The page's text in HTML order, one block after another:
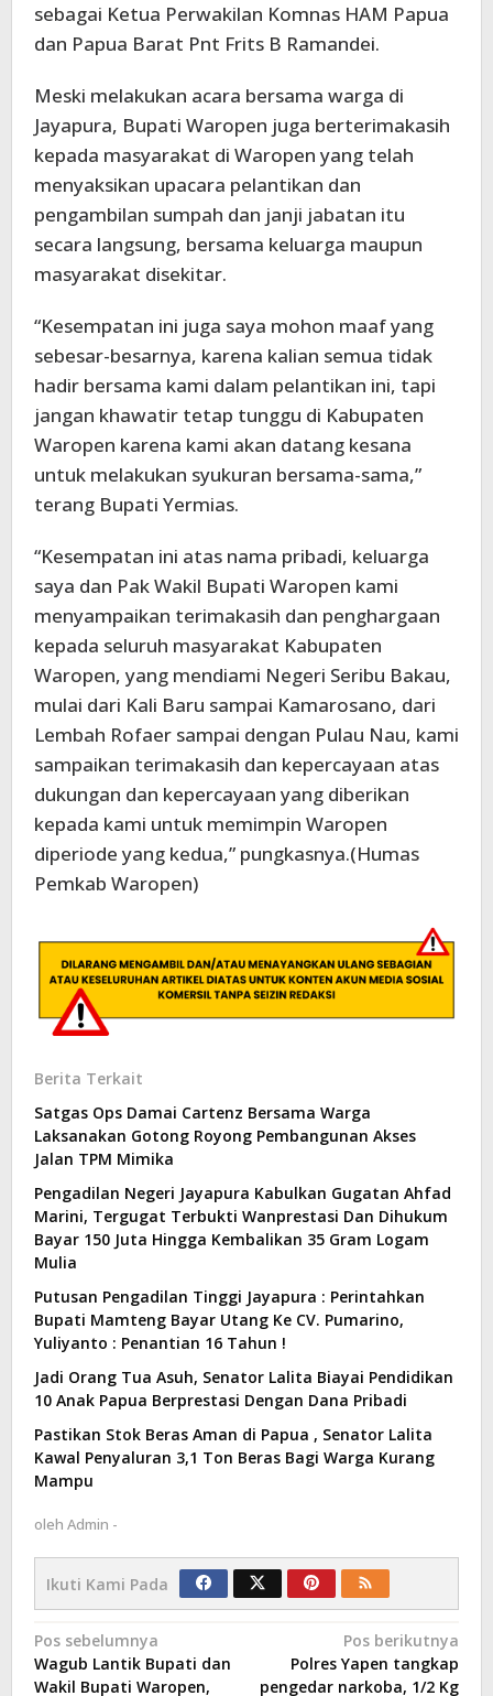
sebagai Ketua Perwakilan Komnas HAM Papua
dan Papua Barat Pnt Frits B Ramandei.
Meski melakukan acara bersama warga di
Jayapura, Bupati Waropen juga berterimakasih
kepada masyarakat di Waropen yang telah
menyaksikan upacara pelantikan dan
pengambilan sumpah dan janji jabatan itu
secara langsung, bersama keluarga maupun
masyarakat disekitar.
“Kesempatan ini juga saya mohon maaf yang
sebesar-besarnya, karena kalian semua tidak
hadir bersama kami dalam pelantikan ini, tapi
jangan khawatir tetap tunggu di Kabupaten
Waropen karena kami akan datang kesana
untuk melakukan syukuran bersama-sama,”
terang Bupati Yermias.
“Kesempatan ini atas nama pribadi, keluarga
saya dan Pak Wakil Bupati Waropen kami
menyampaikan terimakasih dan penghargaan
kepada seluruh masyarakat Kabupaten
Waropen, yang mendiami Negeri Seribu Bakau,
mulai dari Kali Baru sampai Kamarosano, dari
Lembah Rofaer sampai dengan Pulau Nau, kami
sampaikan terimakasih dan kepercayaan atas
dukungan dan kepercayaan yang diberikan
kepada kami untuk memimpin Waropen
diperiode yang kedua,” pungkasnya.(Humas
Pemkab Waropen)
Berita Terkait
Satgas Ops Damai Cartenz Bersama Warga
Laksanakan Gotong Royong Pembangunan Akses
Jalan TPM Mimika
Pengadilan Negeri Jayapura Kabulkan Gugatan Ahfad
Marini, Tergugat Terbukti Wanprestasi Dan Dihukum
Bayar 150 Juta Hingga Kembalikan 35 Gram Logam
Mulia
Putusan Pengadilan Tinggi Jayapura : Perintahkan
Bupati Mamteng Bayar Utang Ke CV. Pumarino,
Yuliyanto : Penantian 16 Tahun !
Jadi Orang Tua Asuh, Senator Lalita Biayai Pendidikan
10 Anak Papua Berprestasi Dengan Dana Pribadi
Pastikan Stok Beras Aman di Papua , Senator Lalita
Kawal Penyaluran 3,1 Ton Beras Bagi Warga Kurang
Mampu
oleh Admin -
Ikuti Kami Pada
Navigasi
pos
Pos sebelumnya
Wagub Lantik Bupati dan
Wakil Bupati Waropen,
Pos berikutnya
Polres Yapen tangkap
pengedar narkoba, 1/2 Kg